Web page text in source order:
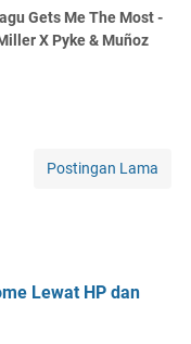
Gets Me The Most -
X Pyke & Muñoz
Postingan Lama
Lewat HP dan